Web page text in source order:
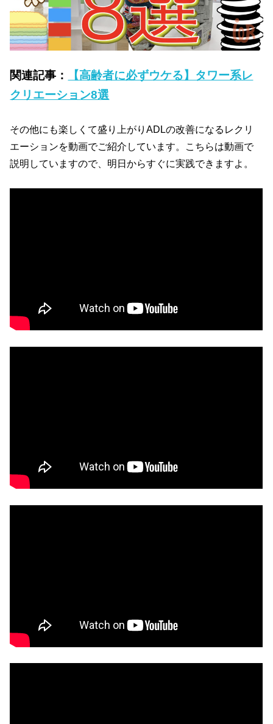
関連記事：
【高齢者に必ずウケる】タワー系レ
クリエーション8選
その他にも楽しくて盛り上がりADLの改善になるレクリ
エーションを動画でご紹介しています。こちらは動画で
説明していますので、明日からすぐに実践できますよ。